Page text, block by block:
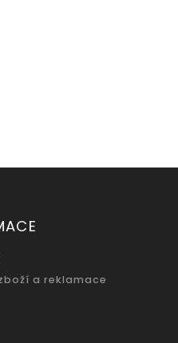
a reklamace